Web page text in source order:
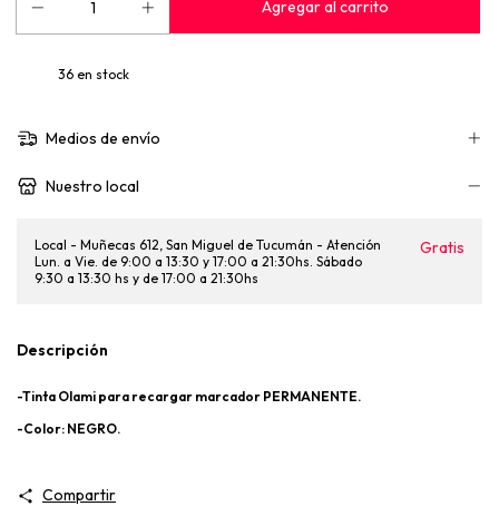
36en stock
Medios de envío
Nuestro local
Local - Muñecas 612, San Miguel de Tucumán - Atención
Lun. a Vie. de 9:00 a 13:30 y 17:00 a 21:30hs. Sábado
9:30 a 13:30 hs y de 17:00 a 21:30hs
Gratis
Descripción
-Tinta Olami para recargar marcador PERMANENTE.
-Color: NEGRO.
Compartir